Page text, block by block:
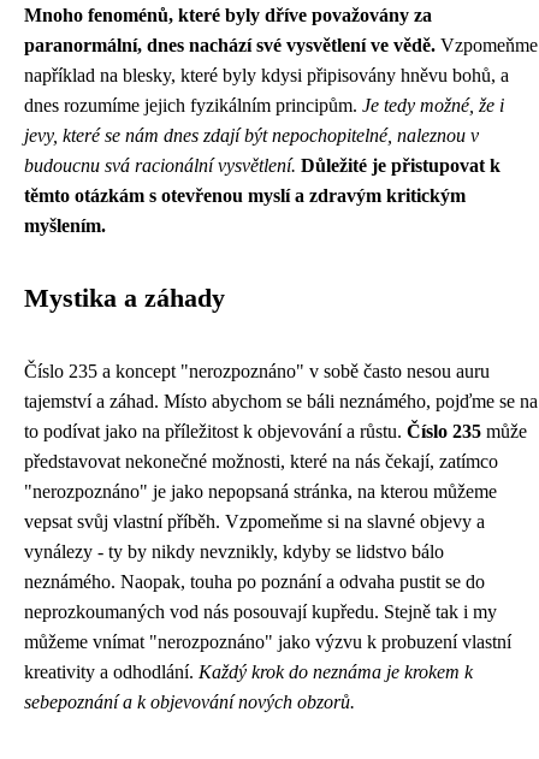
Mnoho fenoménů, které byly dříve považovány za
paranormální, dnes nachází své vysvětlení ve vědě. Vzpomeňme
například na blesky, které byly kdysi připisovány hněvu bohů, a
dnes rozumíme jejich fyzikálním principům. Je tedy možné, že i
jevy, které se nám dnes zdají být nepochopitelné, naleznou v
budoucnu svá racionální vysvětlení. Důležité je přistupovat k
těmto otázkám s otevřenou myslí a zdravým kritickým
myšlením.
Mystika a záhady
Číslo 235 a koncept "nerozpoznáno" v sobě často nesou auru
tajemství a záhad. Místo abychom se báli neznámého, pojďme se na
to podívat jako na příležitost k objevování a růstu. Číslo 235 může
představovat nekonečné možnosti, které na nás čekají, zatímco
"nerozpoznáno" je jako nepopsaná stránka, na kterou můžeme
vepsat svůj vlastní příběh. Vzpomeňme si na slavné objevy a
vynálezy - ty by nikdy nevznikly, kdyby se lidstvo bálo
neznámého. Naopak, touha po poznání a odvaha pustit se do
neprozkoumaných vod nás posouvají kupředu. Stejně tak i my
můžeme vnímat "nerozpoznáno" jako výzvu k probuzení vlastní
kreativity a odhodlání. Každý krok do neznáma je krokem k
sebepoznání a k objevování nových obzorů.